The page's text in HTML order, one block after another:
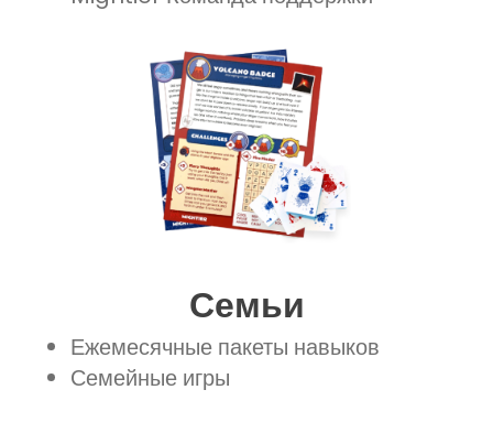
Семьи
Ежемесячные пакеты навыков
Семейные игры